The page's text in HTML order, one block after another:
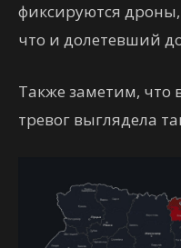
фиксируются
что и долетевший
Также заметим, что
тревог выглядела